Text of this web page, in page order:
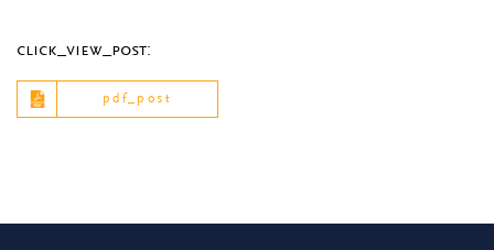
click_view_post:
pdf_post